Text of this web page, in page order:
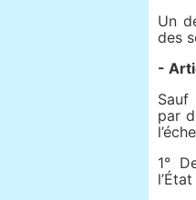
Un
des
-
par
1°
l’État